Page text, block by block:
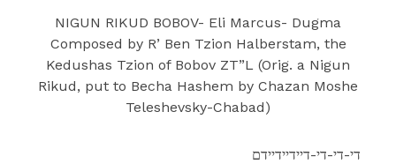
NIGUN RIKUD BOBOV- Eli Marcus- Dugma
Composed by R’ Ben Tzion Halberstam, the
Kedushas Tzion of Bobov ZT”L (Orig. a Nigun
Rikud, put to Becha Hashem by Chazan Moshe
Teleshevsky-Chabad)
די-די-די-דיידיידיידם